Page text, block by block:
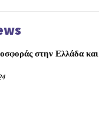
στην Ελλάδα και